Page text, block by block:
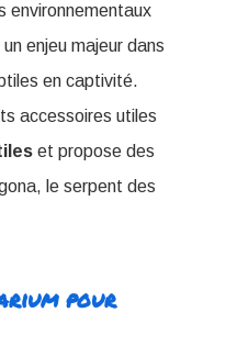
environnementaux
enjeu majeur dans
en captivité.
accessoires utiles
et propose des
le serpent des
pour